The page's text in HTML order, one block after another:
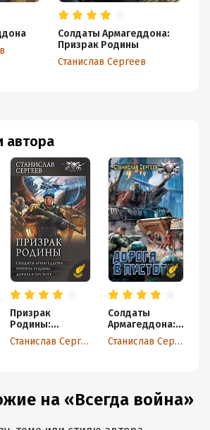
автора
Призрак
Родины:
Солдаты
Армагеддона. Станислав Сергеев
Солдаты
Армагеддона:
Дорога в
пустоте
Станислав Сергеев
Солдаты Армагеддона:
Призрак Родины
Станислав Сергеев
на «Всегда война»